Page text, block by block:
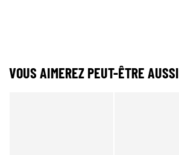
VOUS AIMEREZ PEUT-ÊTRE AUSSI